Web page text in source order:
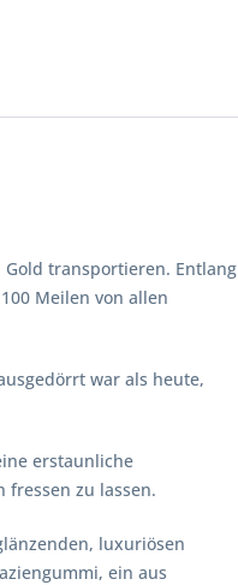
Gold transportieren. Entlang
Meilen von allen
war als heute,
erstaunliche
fressen zu lassen.
luxuriösen
ein aus